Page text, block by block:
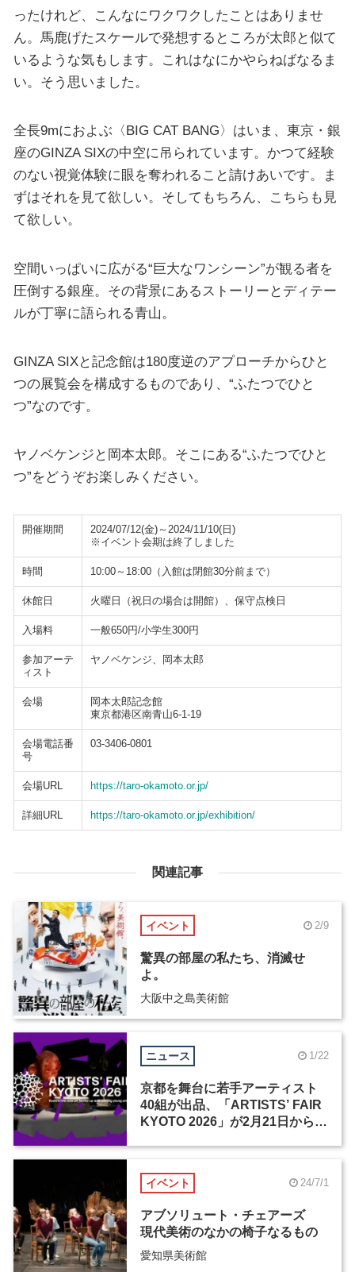
ったけれど、こんなにワクワクしたことはありませ
ん。馬鹿げたスケールで発想するところが太郎と似て
いるような気もします。これはなにかやらねばなるま
い。そう思いました。
全長9mにおよぶ〈BIG CAT BANG〉はいま、東京・銀
座のGINZA SIXの中空に吊られています。かつて経験
のない視覚体験に眼を奪われること請けあいです。ま
ずはそれを見て欲しい。そしてもちろん、こちらも見
て欲しい。
空間いっぱいに広がる“巨大なワンシーン”が観る者を
圧倒する銀座。その背景にあるストーリーとディテー
ルが丁寧に語られる青山。
GINZA SIXと記念館は180度逆のアプローチからひと
つの展覧会を構成するものであり、“ふたつでひと
つ”なのです。
ヤノベケンジと岡本太郎。そこにある“ふたつでひと
つ”をどうぞお楽しみください。
開催期間
2024/07/12(金)～2024/11/10(日)
※イベント会期は終了しました
時間 10:00～18:00（入館は閉館30分前まで）
休館日 火曜日（祝日の場合は開館）、保守点検日
入場料 一般650円/小学生300円
参加アーテ
ィスト
ヤノベケンジ、岡本太郎
会場
岡本太郎記念館
東京都港区南青山6-1-19
会場電話番
号
03-3406-0801
会場URL https://taro-okamoto.or.jp/
詳細URL https://taro-okamoto.or.jp/exhibition/
関連記事
イベント 2/9
驚異の部屋の私たち、消滅せ
よ。
大阪中之島美術館
ニュース 1/22
京都を舞台に若手アーティスト
40組が出品、「ARTISTS’ FAIR
KYOTO 2026」が2月21日から開
イベント 24/7/1
アブソリュート・チェアーズ
現代美術のなかの椅子なるもの
愛知県美術館